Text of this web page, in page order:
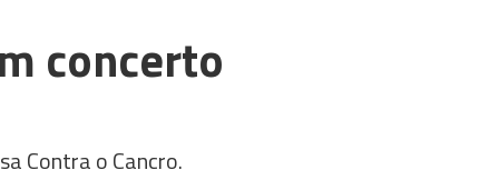
concerto
Contra o Cancro.